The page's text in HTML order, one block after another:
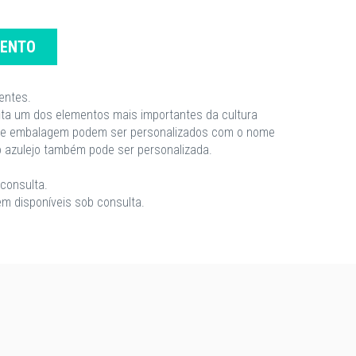
um dos elementos mais importantes da cultura
embalagem podem ser personalizados com o nome
também pode ser personalizada.
disponíveis sob consulta.